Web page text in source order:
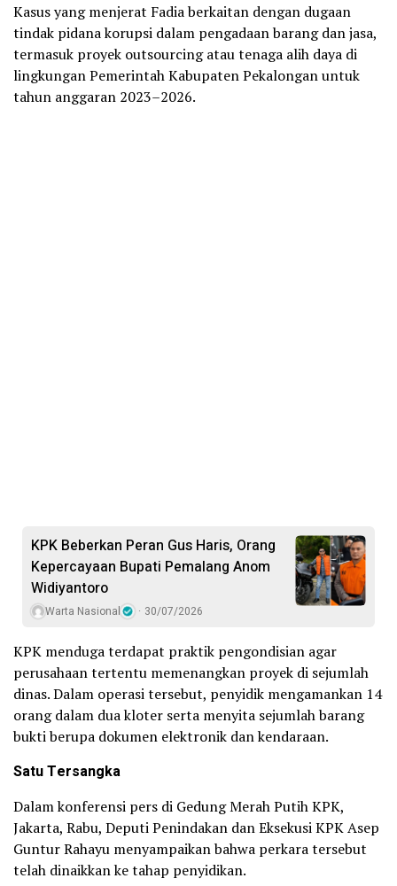
Kasus yang menjerat Fadia berkaitan dengan dugaan
tindak pidana korupsi dalam pengadaan barang dan jasa,
termasuk proyek outsourcing atau tenaga alih daya di
lingkungan Pemerintah Kabupaten Pekalongan untuk
tahun anggaran 2023–2026.
KPK Beberkan Peran Gus Haris, Orang
Kepercayaan Bupati Pemalang Anom
Widiyantoro
Warta Nasional 30/07/2026
KPK menduga terdapat praktik pengondisian agar
perusahaan tertentu memenangkan proyek di sejumlah
dinas. Dalam operasi tersebut, penyidik mengamankan 14
orang dalam dua kloter serta menyita sejumlah barang
bukti berupa dokumen elektronik dan kendaraan.
Satu Tersangka
Dalam konferensi pers di Gedung Merah Putih KPK,
Jakarta, Rabu, Deputi Penindakan dan Eksekusi KPK Asep
Guntur Rahayu menyampaikan bahwa perkara tersebut
telah dinaikkan ke tahap penyidikan.